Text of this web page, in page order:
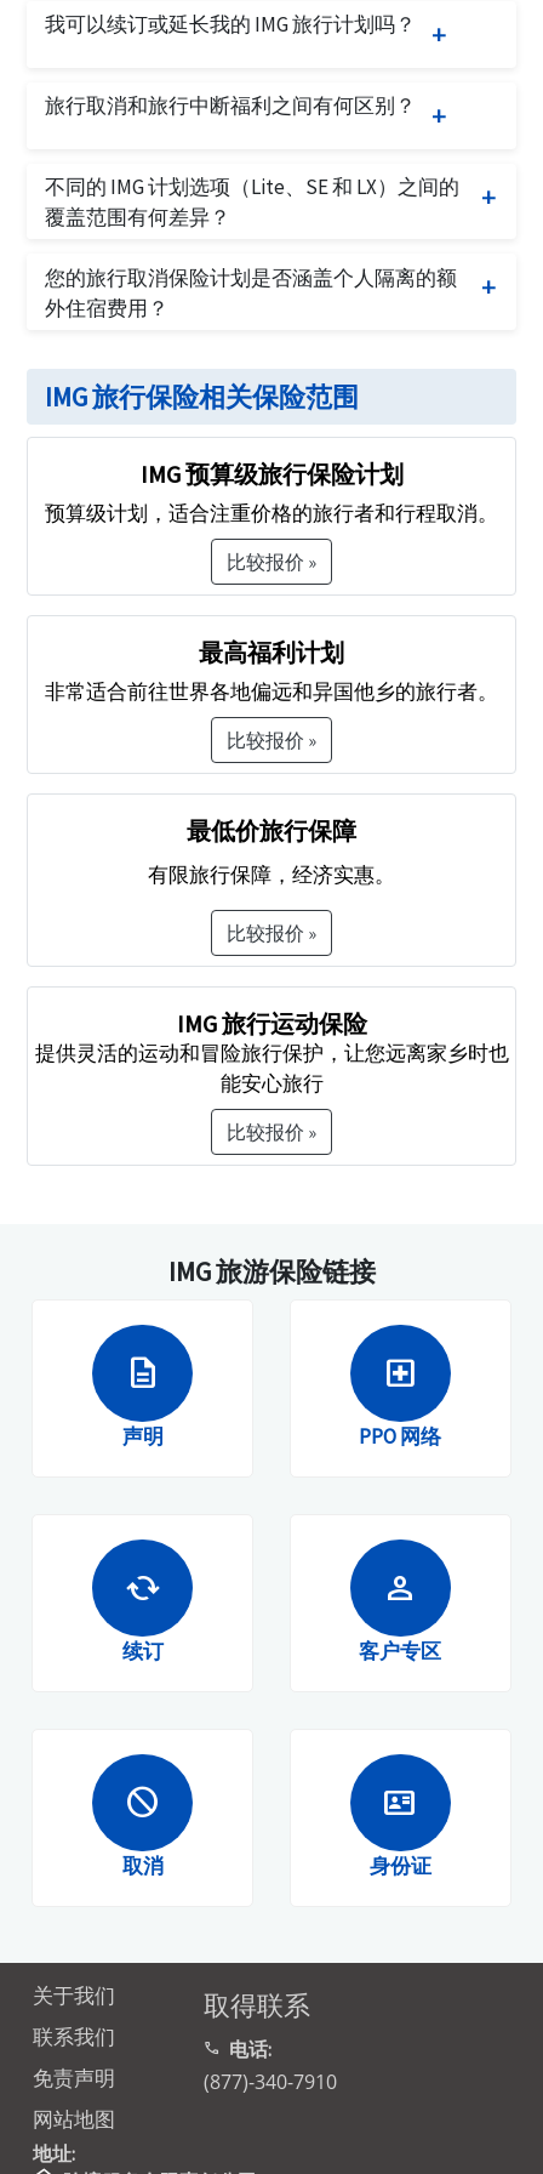
旅行开始前提出取消请求
用、游轮费用、酒店预订费用……如果旅行意外取
承担。
我可以续订或延长我的 IMG 旅行计划吗？
旅行取消和旅行中断福利之间有何区别？
期之前），则可享受旅行取消保险。旅行中断保险
仅在旅行开始后适用。如果旅行因有效的承保原因
则在旅行开始后，受保旅行者必须返回其祖国，则
旅行中断保险适用。
不同的 IMG 计划选项（Lite、SE 和 LX）之间的
覆盖范围有何差异？
行保险比较
您的旅行取消保险计划是否涵盖个人隔离的额
外住宿费用？
保险的旅行延误福利。旅行延误将报销每天每人
的保单限额（因计划而异）的额外餐费、住宿费和
当地交通费。隔离要求是这些福利的承保事件。此
外，如果因症状而寻求医疗，医疗费用福利也将适
用。福利将适用于投保的旅行者或旅行同伴。
IMG 旅行保险相关保险范围
IMG 预算级旅行保险计划
预算级计划，适合注重价格的旅行者和行程取消。
比较报价 »
最高福利计划
非常适合前往世界各地偏远和异国他乡的旅行者。
比较报价 »
最低价旅行保障
有限旅行保障，经济实惠。
比较报价 »
IMG 旅行运动保险
提供灵活的运动和冒险旅行保护，让您远离家乡时也
能安心旅行
比较报价 »
IMG 旅游保险链接
description
声明
local_hospital
PPO 网络
cached
续订
person
客户专区
block
取消
id_card
身份证
关于我们
联系我们
免责声明
网站地图
取得联系
call 电话:
(877)-340-7910
地址: